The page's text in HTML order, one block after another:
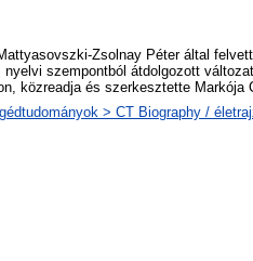
Zsolnay Péter által
szempontból átdolgozott
közreadja és szerkesztette Markója
> CT Biography /